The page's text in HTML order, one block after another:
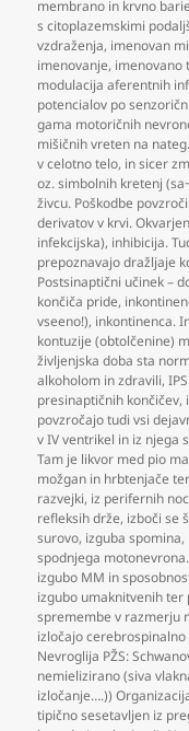
membrano in krvno
s citoplazemskimi
vzdraženja, imenovan
imenovanje, imenovano
modulacija aferentnih
potencialov po
gama motoričnih
mišičnih vreten na
v celotno telo, in sicer
oz. simbolnih kretenj
živcu. Poškodbe
derivatov v krvi.
infekcijska), inhibicija.
prepoznavajo dražljaje
Postsinaptični učinek –
končiča pride,
vseeno!), inkontinenca.
kontuzije (obtolčenine)
življenjska doba sta
alkoholom in zdravili,
presinaptičnih končičev,
povzročajo tudi vsi
v IV ventrikel in iz njega
Tam je likvor med pio
možgan in hrbtenjače
razvejki, iz perifernih
refleksih drže, izboči se
surovo, izguba spomina,
spodnjega
izgubo MM in
izgubo umaknitvenih ter
spremembe v razmerju
izločajo
Nevroglija PŽS:
nemielizirano (siva
izločanje….))
tipično sesetavljen iz